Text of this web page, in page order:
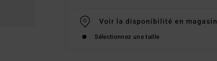
Voir la disponibilité en magasin
Sélectionnez une taille